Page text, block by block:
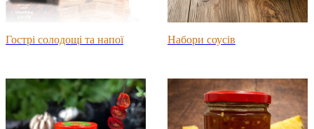
Гострі солодощі та напої Набори соусів